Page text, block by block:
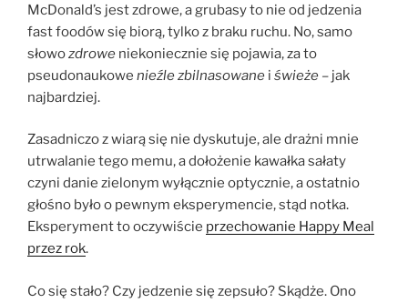
McDonald’s jest zdrowe, a grubasy to nie od jedzenia
fast foodów się biorą, tylko z braku ruchu. No, samo
słowozdrowe niekoniecznie się pojawia, za to
pseudonaukowe nieźle zbilnasowane i świeże – jak
najbardziej.
Zasadniczo z wiarą się nie dyskutuje, ale drażni mnie
utrwalanie tego memu, a dołożenie kawałka sałaty
czyni danie zielonym wyłącznie optycznie, a ostatnio
głośno było o pewnym eksperymencie, stąd notka.
Eksperyment to oczywiście przechowanie Happy Meal
przez rok.
Co się stało? Czy jedzenie się zepsuło? Skądże. Ono